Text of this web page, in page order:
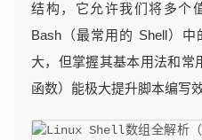
结构，它允许我们将多个
Bash（最常用的 Shell）
大，但掌握其基本用法和常
函数）能极大提升脚本编写效